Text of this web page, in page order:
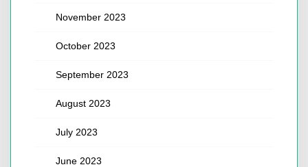
November 2023
October 2023
September 2023
August 2023
July 2023
June 2023